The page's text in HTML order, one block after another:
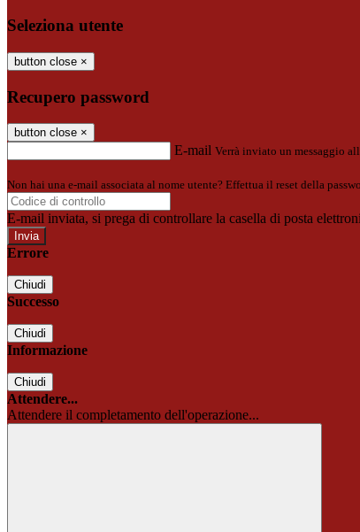
Seleziona utente
button close ×
Recupero password
button close ×
E-mail Verrà inviato un messaggio
Non hai una e-mail associata al nome utente? Effettua il reset della
E-mail inviata, si prega di controllare la casella di posta
Errore
Chiudi
Successo
Chiudi
Informazione
Chiudi
Attendere...
Attendere il completamento dell'operazione...